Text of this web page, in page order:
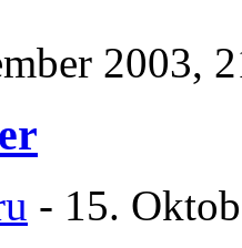
2003,
- 15.